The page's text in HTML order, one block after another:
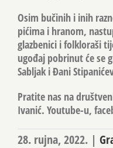
Osim bučinih i inih
pićima i hranom,
glazbenici i folkloraši
ugođaj pobrinut će se
Sabljak i Đani
Pratite nas na
Ivanić. Youtube-u,
28. rujna, 2022. |